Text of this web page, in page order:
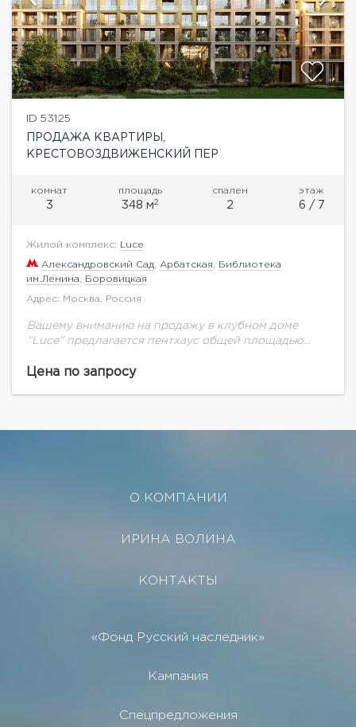
ID 53125
ПРОДАЖА КВАРТИРЫ,
КРЕСТОВОЗДВИЖЕНСКИЙ ПЕР
комнат
3
площадь
348 м2
спален
2
этаж
6 / 7
Жилой комплекс: Luce
Александровский Сад Арбатская
Библиотека
им.Ленина
Боровицкая
Адрес: Москва, Россия
Вашему вниманию на продажу в клубном доме
"Luce" предлагается пентхаус общей площадью
Крестовоздвиженском переулке Москвы — это
Цена по запросу
О КОМПАНИИ
ИРИНА ВОЛИНА
КОНТАКТЫ
«Фонд Русский наследник»
Кампания
Спецпредложения